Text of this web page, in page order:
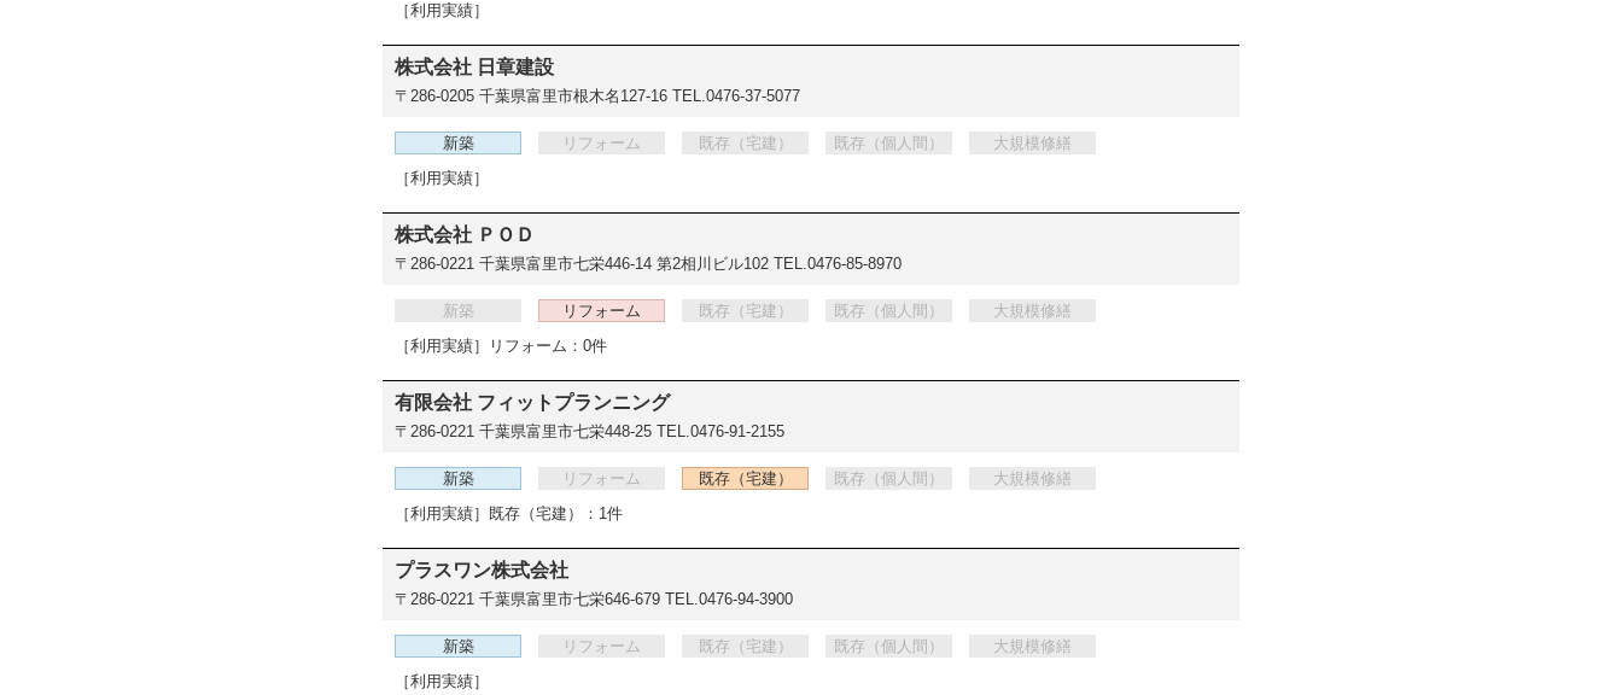
［利用実績］
株式会社 日章建設
〒286-0205 千葉県富里市根木名127-16 TEL.0476-37-5077
新築 リフォーム 既存（宅建） 既存（個人間）
大規模修繕
［利用実績］
株式会社 ＰＯＤ
〒286-0221 千葉県富里市七栄446-14 第2相川ビル102 TEL.0476-85-8970
新築 リフォーム 既存（宅建） 既存（個人間）
大規模修繕
［利用実績］リフォーム：0件
有限会社 フィットプランニング
〒286-0221 千葉県富里市七栄448-25 TEL.0476-91-2155
新築 リフォーム 既存（宅建） 既存（個人間）
大規模修繕
［利用実績］既存（宅建）：1件
プラスワン株式会社
〒286-0221 千葉県富里市七栄646-679 TEL.0476-94-3900
新築 リフォーム 既存（宅建） 既存（個人間）
大規模修繕
［利用実績］